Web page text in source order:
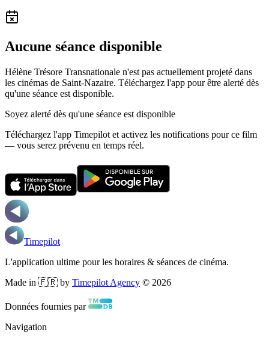
Aucune séance disponible
Hélène Trésore Transnationale n'est pas actuellement projeté dans
les cinémas de Saint-Nazaire. Téléchargez l'app pour être alerté dès
qu'une séance est disponible.
Soyez alerté dès qu'une séance est disponible
Téléchargez l'app Timepilot et activez les notifications pour ce film
— vous serez prévenu en temps réel.
Timepilot
L'application ultime pour les horaires & séances de cinéma.
Made in 🇫🇷 by Timepilot Agency © 2026
Données fournies par
Navigation